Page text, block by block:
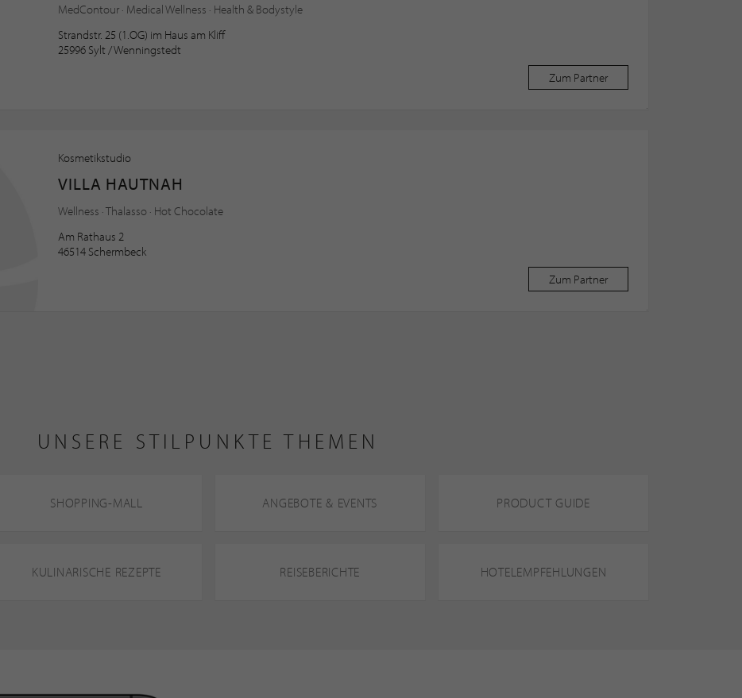
MedContour · Medical Wellness · Health & Bodystyle
Strandstr. 25 (1.OG) im Haus am Kliff
25996 Sylt / Wenningstedt
Zum Partner
Kosmetikstudio
VILLA HAUTNAH
Wellness · Thalasso · Hot Chocolate
Am Rathaus 2
46514 Schermbeck
Zum Partner
UNSERE STILPUNKTE THEMEN
SHOPPING-MALL ANGEBOTE & EVENTS PRODUCT GUIDE
KULINARISCHE REZEPTE REISEBERICHTE HOTELEMPFEHLUNGEN